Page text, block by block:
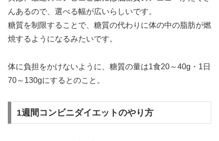
んあるので、選べる幅が広いらしいです。
糖質を制限することで、糖質の代わりに体の中の脂肪が燃
焼するようになるみたいです。
体に負担をかけないように、糖質の量は1食20～40g・1日
70～130gにするとのこと。
1週間コンビニダイエットのやり方